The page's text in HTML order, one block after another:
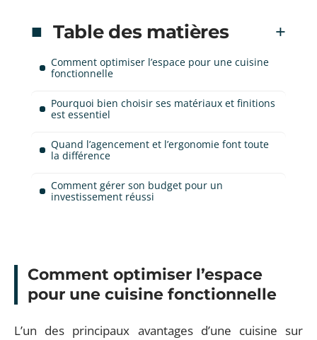
Table des matières
Comment optimiser l’espace pour une cuisine
fonctionnelle
Pourquoi bien choisir ses matériaux et finitions
est essentiel
Quand l’agencement et l’ergonomie font toute
la différence
Comment gérer son budget pour un
investissement réussi
Comment optimiser l’espace
pour une cuisine fonctionnelle
L’un des principaux avantages d’une cuisine sur